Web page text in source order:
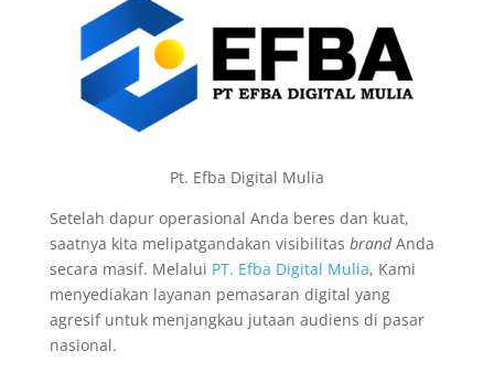
Pt. Efba Digital Mulia
Setelah dapur operasional Anda beres dan kuat,
saatnya kita melipatgandakan visibilitas brandAnda
secara masif. Melalui PT. Efba Digital Mulia, Kami
menyediakan layanan pemasaran digital yang
agresif untuk menjangkau jutaan audiens di pasar
nasional.